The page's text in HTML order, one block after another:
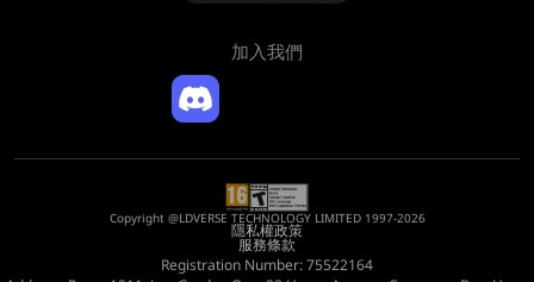
加入我們
Copyright @LDVERSE TECHNOLOGY LIMITED 1997-2026
隱私權政策
服務條款
Registration Number: 75522164